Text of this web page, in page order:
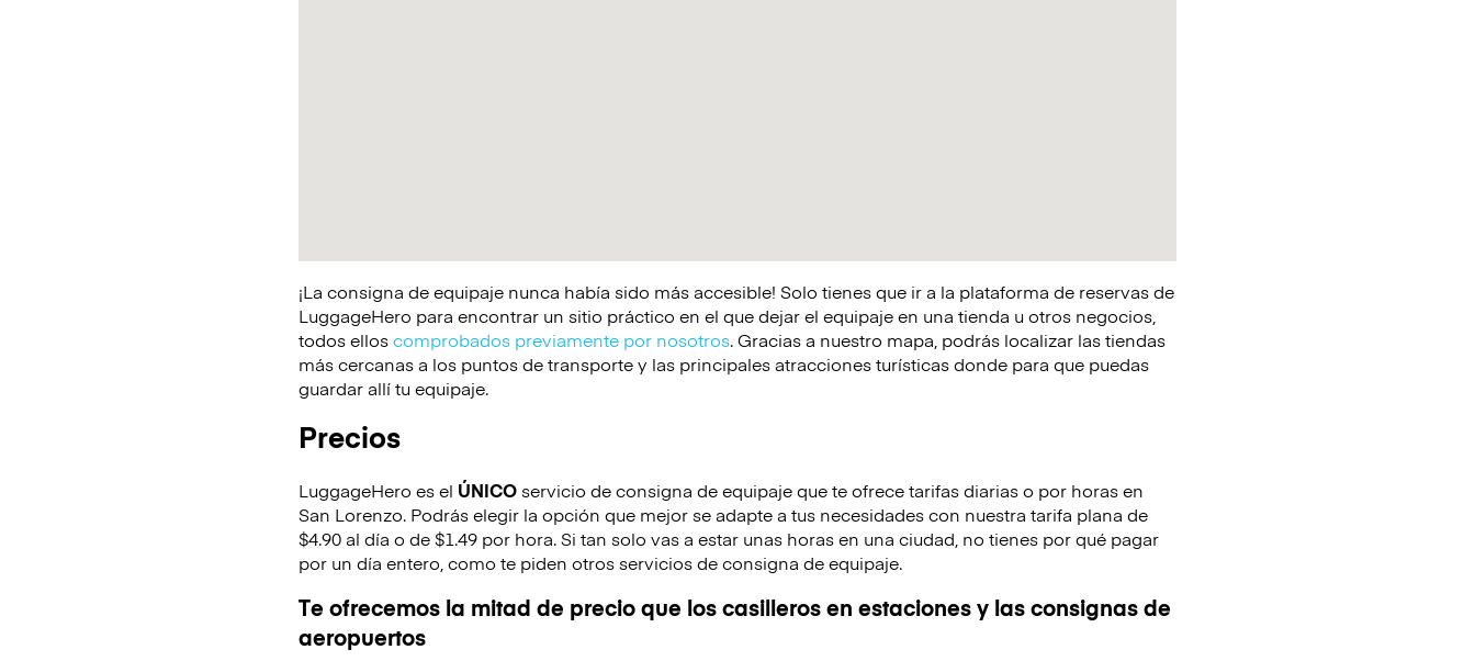
¡La consigna de equipaje nunca había sido más accesible! Solo tienes que ir a la plataforma de reservas de
LuggageHero para encontrar un sitio práctico en el que dejar el equipaje en una tienda u otros negocios,
todos elloscomprobados previamente por nosotros. Gracias a nuestro mapa, podrás localizar las tiendas
más cercanas a los puntos de transporte y las principales atracciones turísticas donde para que puedas
guardar allí tu equipaje.
Precios
LuggageHero es el ÚNICOservicio de consigna de equipaje que te ofrece tarifas diarias o por horas en
San Lorenzo. Podrás elegir la opción que mejor se adapte a tus necesidades con nuestra tarifa plana de
$4.90 al día o de $1.49 por hora. Si tan solo vas a estar unas horas en una ciudad, no tienes por qué pagar
por un día entero, como te piden otros servicios de consigna de equipaje.
Te ofrecemos la mitad de precio que los casilleros en estaciones y las consignas de
aeropuertos